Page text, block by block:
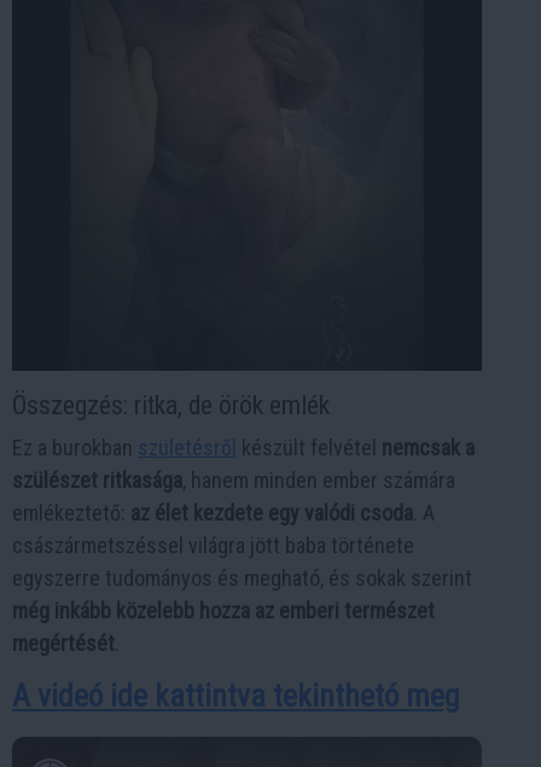
Összegzés: ritka, de örök emlék
Ez a burokban születésről készült felvétel nemcsak a
szülészet ritkasága, hanem minden ember számára
emlékeztető: az élet kezdete egy valódi csoda . A
császármetszéssel világra jött baba története
egyszerre tudományos és megható, és sokak szerint
még inkább közelebb hozza az emberi természet
megértését
A videó ide kattintva tekinthetó meg